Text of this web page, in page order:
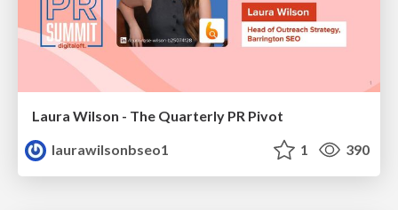
Laura Wilson - The Quarterly PR Pivot
laurawilsonbseo1
1 390